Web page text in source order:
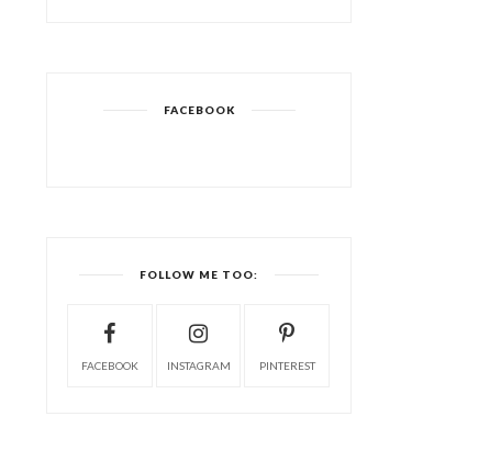
FACEBOOK
FOLLOW ME TOO:
FACEBOOK INSTAGRAM PINTEREST